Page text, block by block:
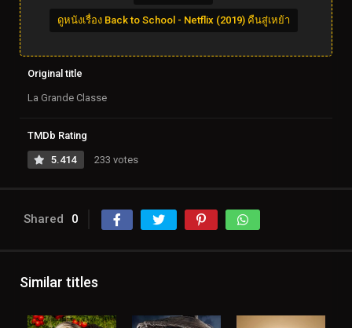
ดูหนังเรื่อง Back to School - Netflix (2019) คืนสู่เหย้า
Original title
La Grande Classe
TMDb Rating
5.414 233 votes
Shared 0
Similar titles